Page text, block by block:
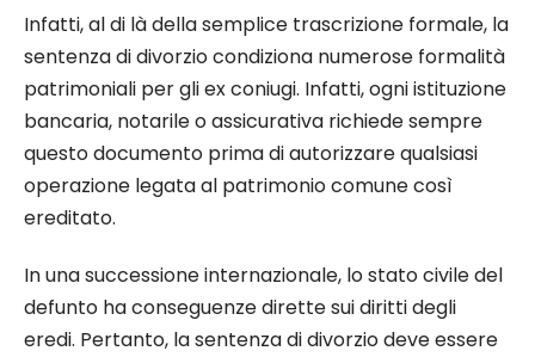
Infatti, al di là della semplice trascrizione formale, la
sentenza di divorzio condiziona numerose formalità
patrimoniali per gli ex coniugi. Infatti, ogni istituzione
bancaria, notarile o assicurativa richiede sempre
questo documento prima di autorizzare qualsiasi
operazione legata al patrimonio comune così
ereditato.
In una successione internazionale, lo stato civile del
defunto ha conseguenze dirette sui diritti degli
eredi. Pertanto, la sentenza di divorzio deve essere